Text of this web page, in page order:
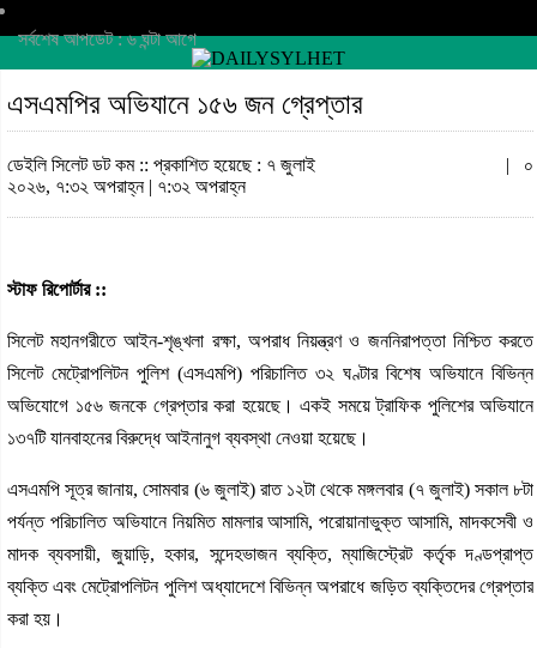
সর্বশেষ আপডেট : ৬ ঘন্টা আগে
এসএমপির অভিযানে ১৫৬ জন গ্রেপ্তার
ডেইলি সিলেট ডট কম :: প্রকাশিত হয়েছে : ৭ জুলাই
২০২৬, ৭:৩২ অপরাহ্ন | ৭:৩২ অপরাহ্ন
| ০
স্টাফ রিপোর্টার ::
সিলেট মহানগরীতে আইন-শৃঙ্খলা রক্ষা, অপরাধ নিয়ন্ত্রণ ও জননিরাপত্তা নিশ্চিত করতে
সিলেট মেট্রোপলিটন পুলিশ (এসএমপি) পরিচালিত ৩২ ঘণ্টার বিশেষ অভিযানে বিভিন্ন
অভিযোগে ১৫৬ জনকে গ্রেপ্তার করা হয়েছে। একই সময়ে ট্রাফিক পুলিশের অভিযানে
১৩৭টি যানবাহনের বিরুদ্ধে আইনানুগ ব্যবস্থা নেওয়া হয়েছে।
এসএমপি সূত্র জানায়, সোমবার (৬ জুলাই) রাত ১২টা থেকে মঙ্গলবার (৭ জুলাই) সকাল ৮টা
পর্যন্ত পরিচালিত অভিযানে নিয়মিত মামলার আসামি, পরোয়ানাভুক্ত আসামি, মাদকসেবী ও
মাদক ব্যবসায়ী, জুয়াড়ি, হকার, সন্দেহভাজন ব্যক্তি, ম্যাজিস্ট্রেট কর্তৃক দণ্ডপ্রাপ্ত
ব্যক্তি এবং মেট্রোপলিটন পুলিশ অধ্যাদেশে বিভিন্ন অপরাধে জড়িত ব্যক্তিদের গ্রেপ্তার
করা হয়।